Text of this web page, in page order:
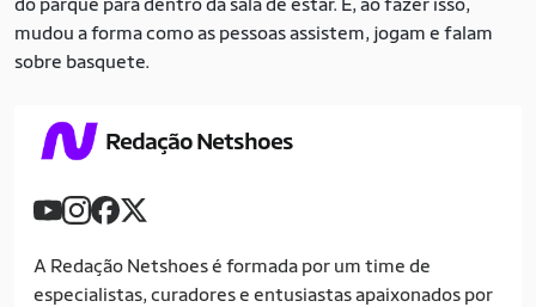
mudou a forma como as pessoas assistem, jogam e falam
sobre basquete.
Redação Netshoes
A Redação Netshoes é formada por um time de
especialistas, curadores e entusiastas apaixonados por